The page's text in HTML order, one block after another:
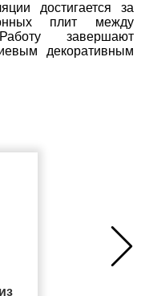
достигается за
плит между
завершают
декоративным